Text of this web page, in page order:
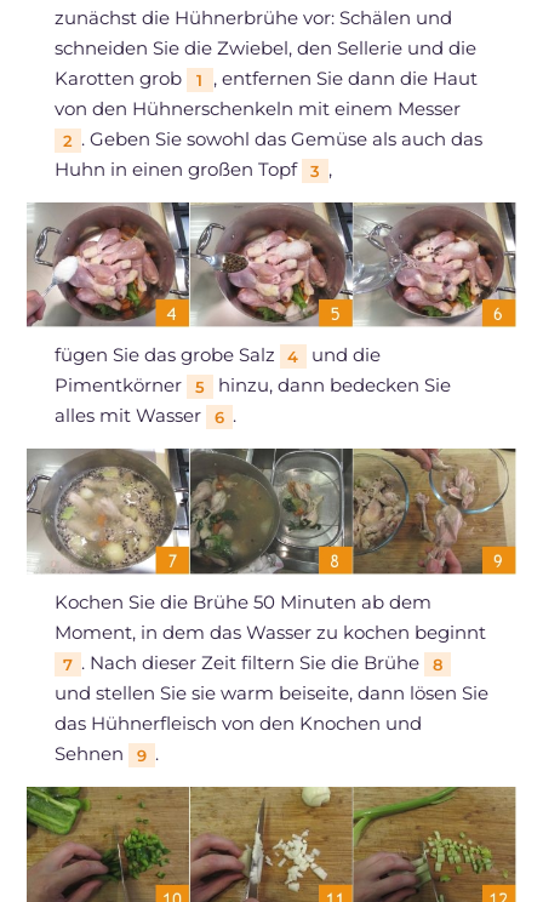
zunächst die Hühnerbrühe vor: Schälen und
schneiden Sie die Zwiebel, den Sellerie und die
Karotten grob
1
, entfernen Sie dann die Haut
von den Hühnerschenkeln mit einem Messer
2 . Geben Sie sowohl das Gemüse als auch das
Huhn in einen großen Topf
3 ,
fügen Sie das grobe Salz 4
und die
Pimentkörner
5
hinzu, dann bedecken Sie
alles mit Wasser
6 .
Kochen Sie die Brühe 50 Minuten ab dem
Moment, in dem das Wasser zu kochen beginnt
7 . Nach dieser Zeit filtern Sie die Brühe 8
und stellen Sie sie warm beiseite, dann lösen Sie
das Hühnerfleisch von den Knochen und
Sehnen
9 .